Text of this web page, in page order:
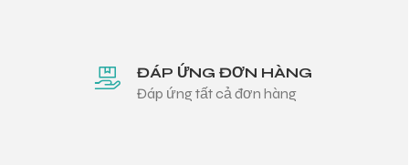
ĐÁP ỨNG ĐƠN HÀNG
Đáp ứng tất cả đơn hàng